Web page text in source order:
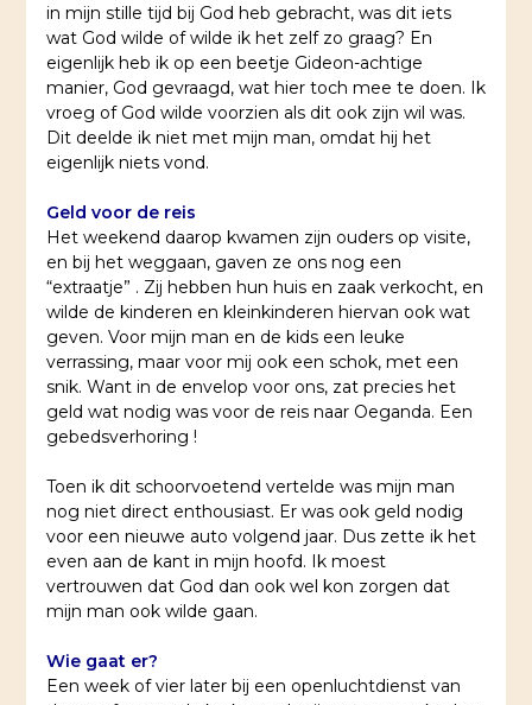
in mijn stille tijd bij God heb gebracht, was dit iets
wat God wilde of wilde ik het zelf zo graag? En
eigenlijk heb ik op een beetje Gideon-achtige
manier, God gevraagd, wat hier toch mee te doen. Ik
vroeg of God wilde voorzien als dit ook zijn wil was.
Dit deelde ik niet met mijn man, omdat hij het
eigenlijk niets vond.
Geld voor de reis
Het weekend daarop kwamen zijn ouders op visite,
en bij het weggaan, gaven ze ons nog een
“extraatje” . Zij hebben hun huis en zaak verkocht, en
wilde de kinderen en kleinkinderen hiervan ook wat
geven. Voor mijn man en de kids een leuke
verrassing, maar voor mij ook een schok, met een
snik. Want in de envelop voor ons, zat precies het
geld wat nodig was voor de reis naar Oeganda. Een
gebedsverhoring !
Toen ik dit schoorvoetend vertelde was mijn man
nog niet direct enthousiast. Er was ook geld nodig
voor een nieuwe auto volgend jaar. Dus zette ik het
even aan de kant in mijn hoofd. Ik moest
vertrouwen dat God dan ook wel kon zorgen dat
mijn man ook wilde gaan.
Wie gaat er?
Een week of vier later bij een openluchtdienst van